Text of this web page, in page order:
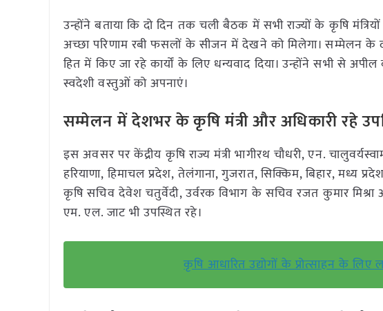
उन्होंने बताया कि दो दिन तक चली बैठक में सभी राज्यों के कृषि
अच्छा परिणाम रबी फसलों के सीजन में देखने को मिलेगा। सम्मेलन के
हित में किए जा रहे कार्यों के लिए धन्यवाद दिया। उन्होंने सभी से
स्वदेशी वस्तुओं को अपनाएं।
सम्मेलन में देशभर के कृषि मंत्री और अधिकारी रहे
इस अवसर पर केंद्रीय कृषि राज्य मंत्री भागीरथ चौधरी, एन.
हरियाणा, हिमाचल प्रदेश, तेलंगाना, गुजरात, सिक्किम, बिहार, मध्य
कृषि सचिव देवेश चतुर्वेदी, उर्वरक विभाग के सचिव रजत कुमार
एम. एल. जाट भी उपस्थित रहे।
कृषि आधारित उद्योगों के प्रोत्साहन के